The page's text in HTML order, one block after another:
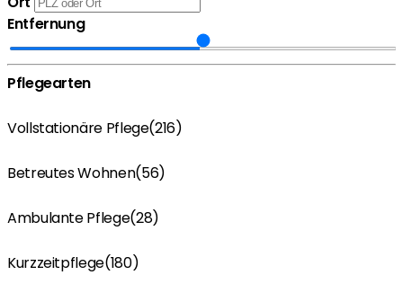
Entfernung
Pflegearten
Vollstationäre Pflege(216)
Betreutes Wohnen(56)
Ambulante Pflege(28)
Kurzzeitpflege(180)